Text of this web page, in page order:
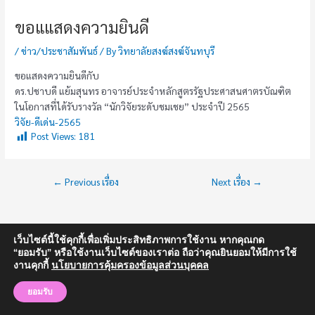
ขอแแสดงความยินดี
/ข่าว/ประชาสัมพันธ์/ Byวิทยาลัยสงฆ์สงฆ์จันทบุรี
ขอแสดงความยินดีกับ
ดร.ปชาบดี แย้มสุนทร อาจารย์ประจำหลักสูตรรัฐประศาสนศาตรบัณฑิต
ในโอกาสที่ได้รับรางวัล “นักวิจัยระดับชมเชย” ประจำปี 2565
วิจัย-ดีเด่น-2565
Post Views: 181
← Previous เรื่อง Next เรื่อง →
Copyright © 2024 วิทยาลัยสงฆ์จันทบุรี | มหาวิทยาลัยมหาจุฬาลงกรณราช
เว็บไซต์นี้ใช้คุกกี้เพื่อเพิ่มประสิทธิภาพการใช้งาน หากคุณกด
“ยอมรับ” หรือใช้งานเว็บไซต์ของเราต่อ ถือว่าคุณยินยอมให้มีการใช้
งานคุกกี้ นโยบายการคุ้มครองข้อมูลส่วนบุคคล
ยอมรับ